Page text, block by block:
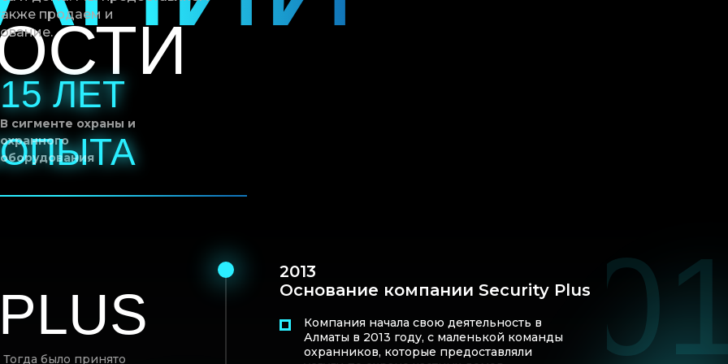
15 ЛЕТ
ОПЫТА
В сигменте охраны и
охранного
оборудования
15 ЛЕТ
ОПЫТА
продаем и
было принято
2013
Основание компании Security Plus
Компания начала свою деятельность в
Алматы в 2013 году, с маленькой команды
охранников, которые предоставляли